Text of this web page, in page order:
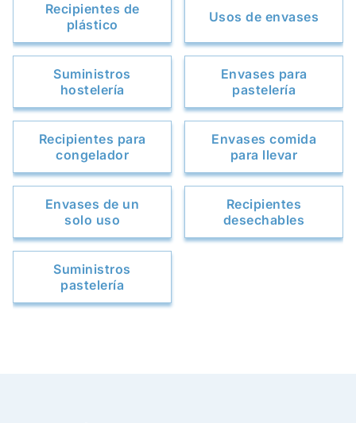
Recipientes de
plástico
Usos de envases
Suministros
hostelería
Envases para
pastelería
Recipientes para
congelador
Envases comida
para llevar
Envases de un
solo uso
Recipientes
desechables
Suministros
pastelería